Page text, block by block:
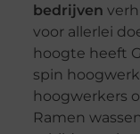
bedrijven
voor allerlei
hoogte heeft
spin
hoogwerkers
Ramen